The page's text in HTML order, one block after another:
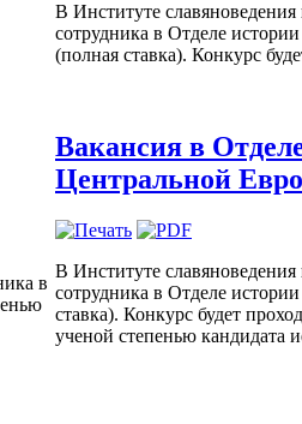
в
В Институте
сотрудника в Отделе
(полная ставка). Конкурс
Вакансия в
Центральной
В Институте
сотрудника в Отделе
ставка). Конкурс будет
ученой степенью кандидата